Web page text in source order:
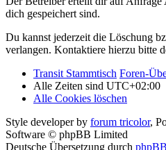
dich gespeichert sind.
Du kannst jederzeit die Löschung
verlangen. Kontaktiere hierzu bitte
Transit Stammtisch Foren-
Alle Zeiten sind UTC+02:00
Alle Cookies löschen
Style developer by forum tricolor,
Software © phpBB Limited
Deutsche Übersetzung durch